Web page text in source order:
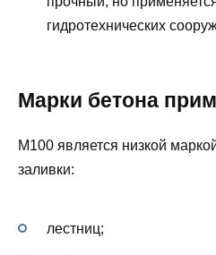
гидротехнических
Марки бетона
М100 является низкой
заливки:
лестниц;